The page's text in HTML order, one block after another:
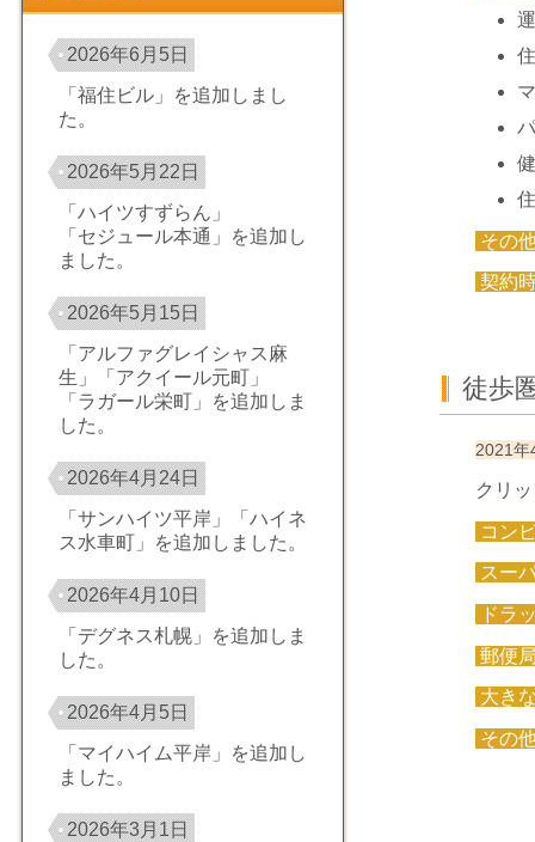
その
契約
徒歩
2021年
クリ
コン
スー
ドラ
郵便
大き
その
2026年6月5日
「福住ビル」を追加しまし
た。
2026年5月22日
「ハイツすずらん」
「セジュール本通」を追加し
ました。
2026年5月15日
「アルファグレイシャス麻
生」「アクイール元町」
「ラガール栄町」を追加しま
した。
2026年4月24日
「サンハイツ平岸」「ハイネ
ス水車町」を追加しました。
2026年4月10日
「デグネス札幌」を追加しま
した。
2026年4月5日
「マイハイム平岸」を追加し
ました。
2026年3月1日